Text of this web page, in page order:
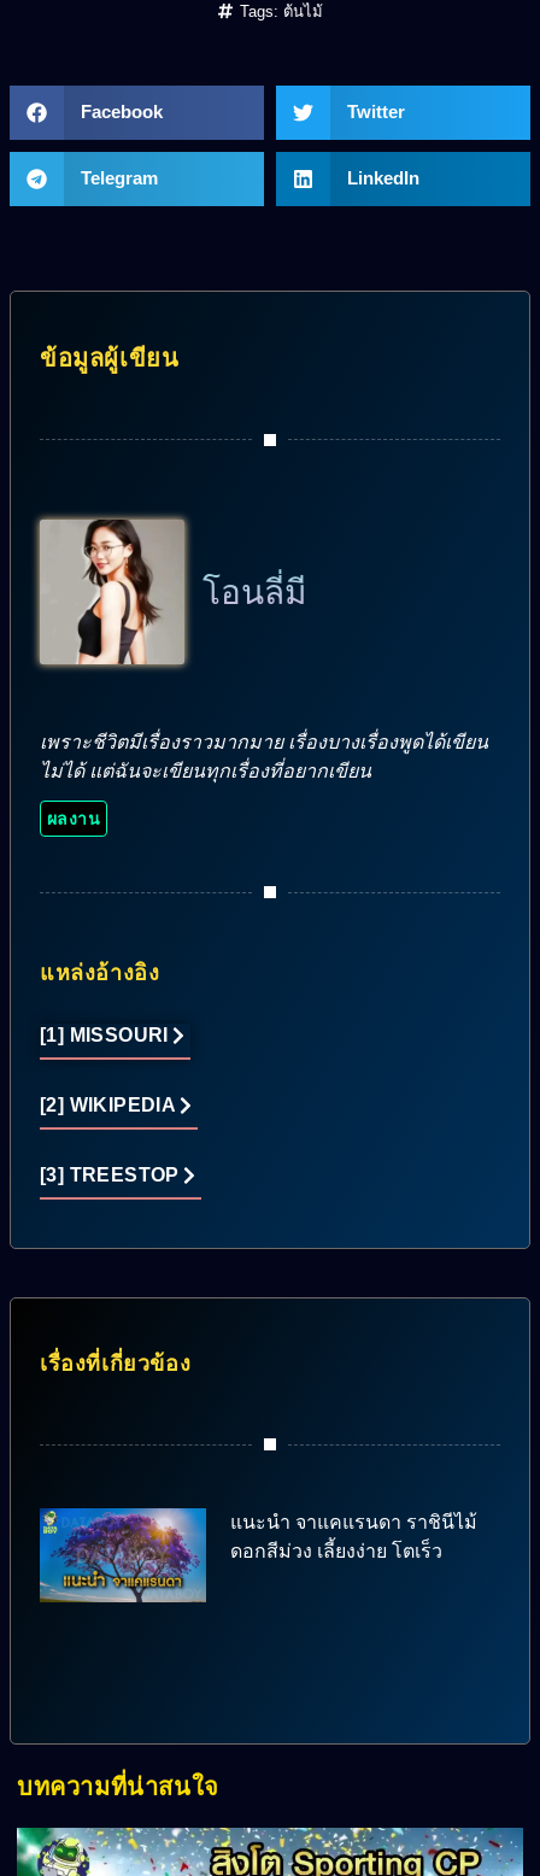
Tags: ต้นไม้
Facebook Twitter
Telegram LinkedIn
ข้อมูลผู้เขียน
โอนลี่มี
เพราะชีวิตมีเรื่องราวมากมาย เรื่องบางเรื่องพูดได้เขียน
ไม่ได้ แต่ฉันจะเขียนทุกเรื่องที่อยากเขียน
ผลงาน
แหล่งอ้างอิง
[1] MISSOURI
[2] WIKIPEDIA
[3] TREESTOP
เรื่องที่เกี่ยวข้อง
แนะนำ จาแคแรนดา ราชินีไม้
ดอกสีม่วง เลี้ยงง่าย โตเร็ว
บทความที่น่าสนใจ